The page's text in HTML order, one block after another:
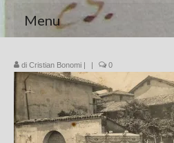
Menu
Genealogia
Aziende
di Cristian Bonomi | | 0